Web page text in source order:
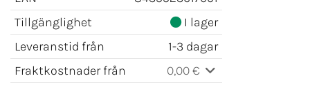
Tillgänglighet
I lager
Leveranstid från
1-3 dagar
Fraktkostnader från
0,00 €